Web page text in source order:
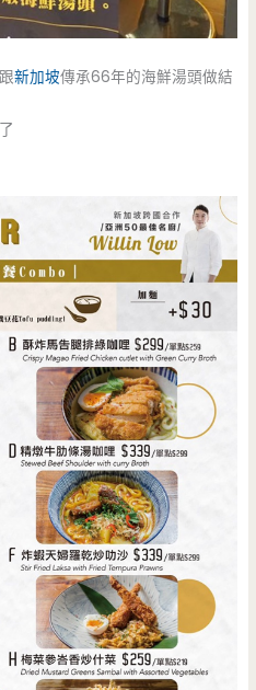
新加坡傳承66年的海鮮湯頭做結